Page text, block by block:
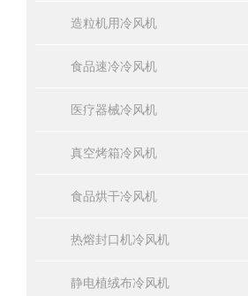
造粒机用冷风机
食品速冷冷风机
医疗器械冷风机
真空烤箱冷风机
食品烘干冷风机
热熔封口机冷风机
静电植绒布冷风机